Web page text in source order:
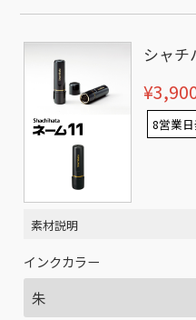
シャチ
8営業
素材説明
インクカラー